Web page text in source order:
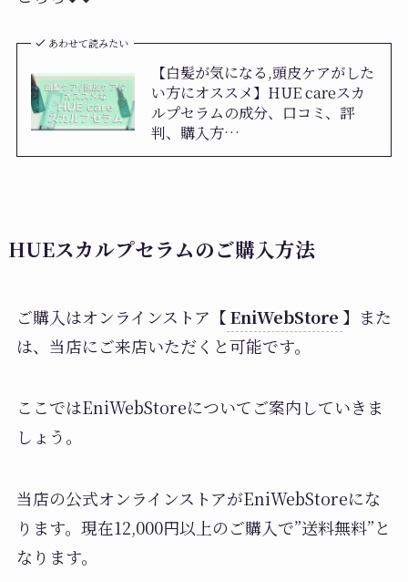
あわせて読みたい
【白髪が気になる,頭皮ケアがした
い方にオススメ】HUE careスカ
ルプセラムの成分、口コミ、評
判、購入方…
HUEスカルプセラムのご購入方法
ご購入はオンラインストア【EniWebStore 】また
は、当店にご来店いただくと可能です。
ここではEniWebStoreについてご案内していきま
しょう。
当店の公式オンラインストアがEniWebStoreにな
ります。現在12,000円以上のご購入で”送料無料”と
なります。